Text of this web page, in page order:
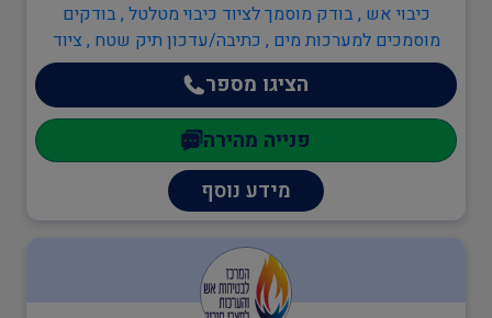
כיבוי אש
הגנת הסביבה
שמאות ובדק נכס
כיבוי אש , בודק מוסמך לציוד כיבוי מטלטל , בודקים
מוסמכים למערכות מים , כתיבה/עדכון תיק שטח , ציוד
כיבוי אש , תכנון מערכי בטיחות אש , יועץ בטיחות אש ,
מערכות גילוי וכיבוי אש , ענף הבנייה , מהנדס מבנים
קונסטרוקטור , מעבדה לטופס 4 או גמר בניה , ממונה
גמר בניה
הציגו מספר
פנייה מהירה
מידע נוסף